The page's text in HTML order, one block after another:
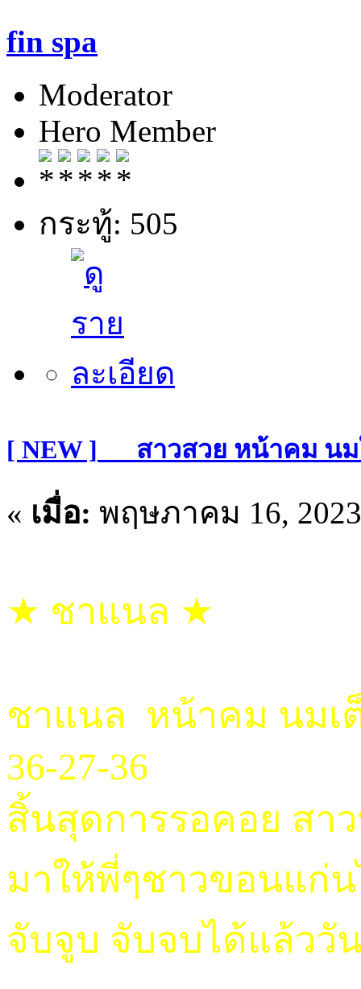
fin spa
Moderator
Hero Member
กระทู้: 505
[ NEW ]___สาวสวย หน้าคม น
« เมื่อ: พฤษภาคม 16,
★ ชาแนล ★
ชาแนล หน้าคม นมเ
36-27-36
สิ้นสุดการรอคอย สา
มาให้พี่ๆชาวขอนแก่
จับจูบ จับจบได้แล้ววั